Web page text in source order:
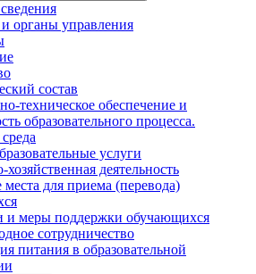
органы управления
состав
техническое обеспечение и
образовательного процесса.
услуги
деятельность
для приема (перевода)
и меры поддержки обучающихся
сотрудничество
питания в образовательной